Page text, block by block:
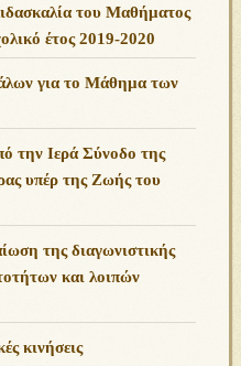
του Μαθήματος
έτος 2019-2020
για το Μάθημα των
την Ιερά Σύνοδο της
υπέρ της Ζωής του
της διαγωνιστικής
και λοιπών
κινήσεις